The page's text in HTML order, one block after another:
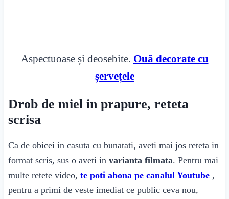
Aspectuoase și deosebite. Ouă decorate cu
șervețele
Drob de miel in prapure, reteta
scrisa
Ca de obicei in casuta cu bunatati, aveti mai jos reteta in
format scris, sus o aveti in varianta filmata. Pentru mai
multe retete video, te poti abona pe canalul Youtube ,
pentru a primi de veste imediat ce public ceva nou,